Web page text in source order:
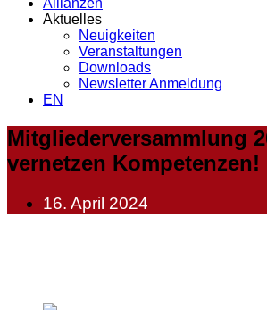
Allianzen
Aktuelles
Neuigkeiten
Veranstaltungen
Downloads
Newsletter Anmeldung
EN
Mitgliederversammlung
vernetzen Kompetenzen!
16. April 2024